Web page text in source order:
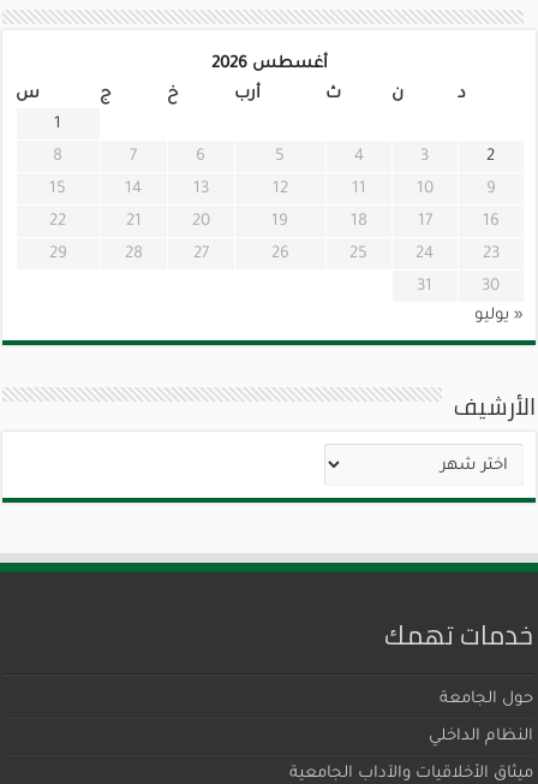
أغسطس 2026
د
ن ث أرب خ ج
س
1
2
3
4
5
6
7
8
9
10
11
12
13
14
15
16
17
18
19
20
21
22
23
24
25
26
27
28
29
30
31
« يوليو
الأرشيف
الأرشيف
خدمات تهمك
حول الجامعة
النظام الداخلي
ميثاق اﻷخلاقيات والآداب الجامعية